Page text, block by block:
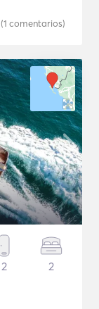
(1 comentarios)
2 2